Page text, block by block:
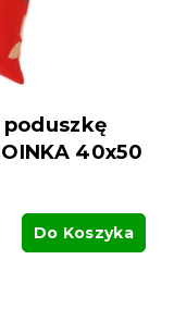
40x50
Do Koszyka